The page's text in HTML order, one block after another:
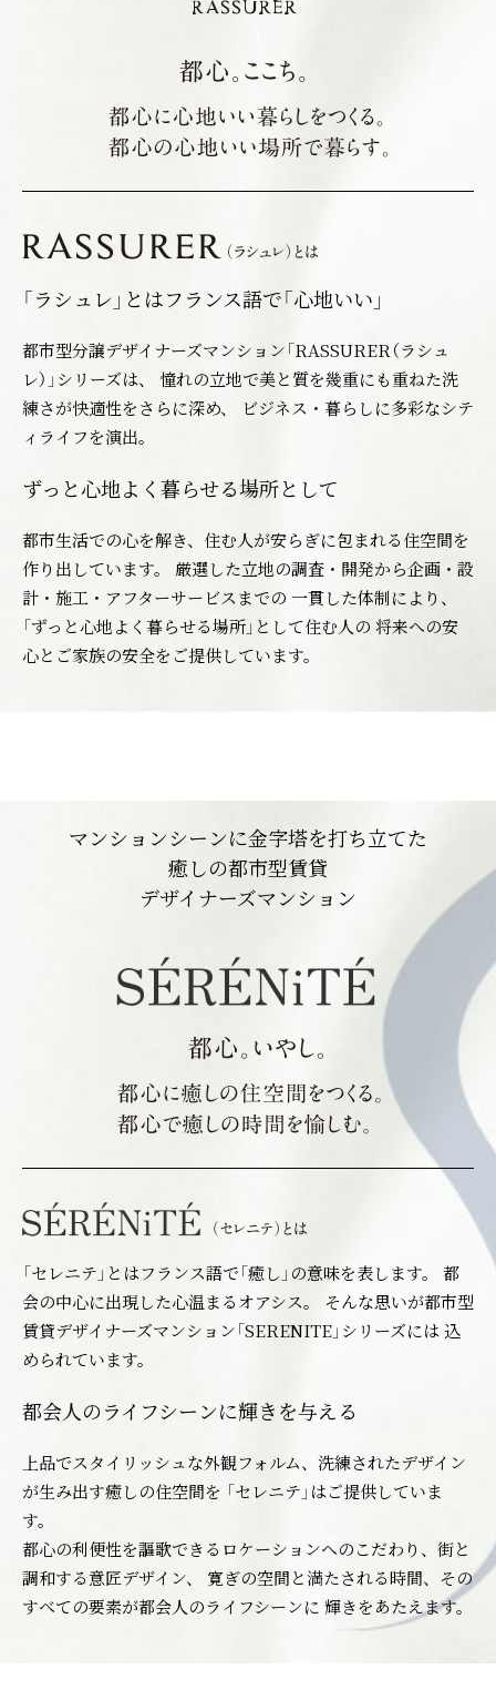
「ラシュレ」とはフランス語で「心地いい」
都市型分譲デザイナーズマンション「RASSURER（ラシュ
レ）」シリーズは、 憧れの立地で美と質を幾重にも重ねた洗
練さが快適性をさらに深め、 ビジネス・暮らしに多彩なシテ
ィライフを演出。
ずっと心地よく暮らせる場所として
都市生活での心を解き、住む人が安らぎに包まれる住空間を
作り出しています。 厳選した立地の調査・開発から企画・設
計・施工・アフターサービスまでの 一貫した体制により、
「ずっと心地よく暮らせる場所」として住む人の 将来への安
心とご家族の安全をご提供しています。
マンションシーンに金字塔を打ち立てた
癒しの都市型賃貸
デザイナーズマンション
「セレニテ」とはフランス語で「癒し」の意味を表します。 都
会の中心に出現した心温まるオアシス。 そんな思いが都市型
賃貸デザイナーズマンション「SERENITE」シリーズには 込
められています。
都会人のライフシーンに輝きを与える
上品でスタイリッシュな外観フォルム、洗練されたデザイン
が生み出す癒しの住空間を 「セレニテ」はご提供していま
す。
都心の利便性を謳歌できるロケーションへのこだわり、街と
調和する意匠デザイン、 寛ぎの空間と満たされる時間、その
すべての要素が都会人のライフシーンに 輝きをあたえます。